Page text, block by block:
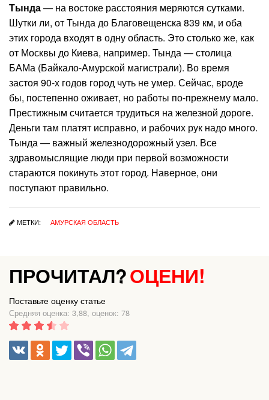
Тында— на востоке расстояния меряются сутками.
Шутки ли, от Тында до Благовещенска 839 км, и оба
этих города входят в одну область. Это столько же, как
от Москвы до Киева, например. Тында — столица
БАМа (Байкало-Амурской магистрали). Во время
застоя 90-х годов город чуть не умер. Сейчас, вроде
бы, постепенно оживает, но работы по-прежнему мало.
Престижным считается трудиться на железной дороге.
Деньги там платят исправно, и рабочих рук надо много.
Тында — важный железнодорожный узел. Все
здравомыслящие люди при первой возможности
стараются покинуть этот город. Наверное, они
поступают правильно.
МЕТКИ: АМУРСКАЯ ОБЛАСТЬ
ПРОЧИТАЛ?ОЦЕНИ!
Поставьте оценку статье
Средняя оценка: 3,88, оценок: 78